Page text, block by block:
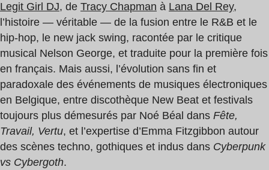
Legit Girl DJ, de Tracy Chapman à Lana Del Rey,
l’histoire — véritable — de la fusion entre le R&B et le
hip-hop, le new jack swing, racontée par le critique
musical Nelson George, et traduite pour la première fois
en français. Mais aussi, l’évolution sans fin et
paradoxale des événements de musiques électroniques
en Belgique, entre discothèque New Beat et festivals
toujours plus démesurés par Noé Béal dans Fête,
Travail, Vertu, et l’expertise d’Emma Fitzgibbon autour
des scènes techno, gothiques et indus dans Cyberpunk
vs Cybergoth.